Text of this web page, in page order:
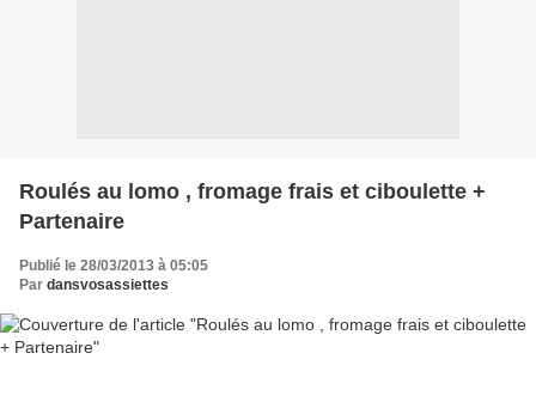
Roulés au lomo , fromage frais et ciboulette +
Partenaire
Publié le 28/03/2013 à 05:05
Par dansvosassiettes